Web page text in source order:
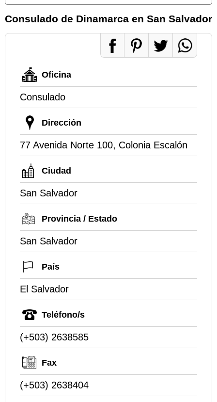
Consulado de Dinamarca en San Salvador
Oficina
Consulado
Dirección
77 Avenida Norte 100, Colonia Escalón
Ciudad
San Salvador
Provincia / Estado
San Salvador
País
El Salvador
Teléfono/s
(+503) 2638585
Fax
(+503) 2638404